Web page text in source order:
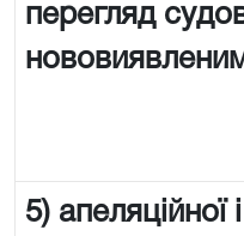
перегляд
5) апеляційної